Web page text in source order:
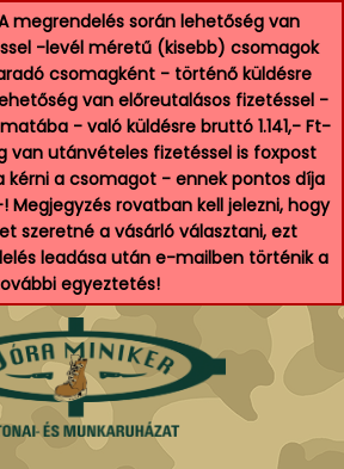
megrendelés során lehetőség van
-levél méretű (kisebb) csomagok
csomagként - történő küldésre
van előreutalásos fizetéssel -
- való küldésre bruttó 1.141,- Ft-
van utánvételes fizetéssel is foxpost
a csomagot - ennek pontos díja
rovatban kell jelezni, hogy
szeretné a vásárló választani, ezt
leadása után e-mailben történik a
egyeztetés!